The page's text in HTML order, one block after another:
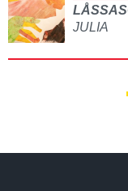
JULIA